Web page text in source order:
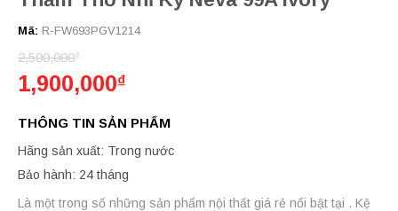
Mã: R-FW693PGV1214
2,500,000₫
1,900,000₫
THÔNG TIN SẢN PHẨM
Hãng sản xuất: Trong nước
Bảo hành: 24 tháng
Là một trong số những sản phẩm nội thất giá rẻ nổi bật tại . Kệ